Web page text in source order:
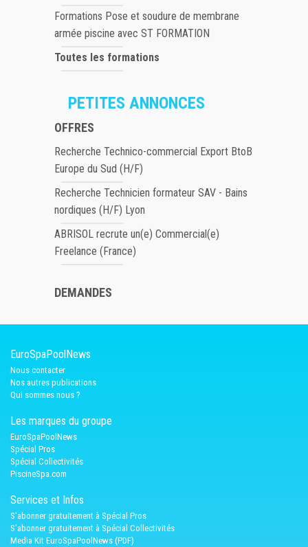
Formations Pose et soudure de membrane
armée piscine avec ST FORMATION
Toutes les formations
PETITES ANNONCES
OFFRES
Recherche Technico-commercial Export BtoB
Europe du Sud (H/F)
Recherche Technicien formateur SAV - Bains
nordiques (H/F) Lyon
ABRISOL recrute un(e) Commercial(e)
Freelance (France)
DEMANDES
EuroSpaPoolNews
Nous contacter
Nos autres publications
Qui sommes nous ?
Les marques du groupe
EuroSpaPoolNews
Spécial Pros
Spécial Collectivités
PiscineSpa.com
Services et Infos
S'abonner gratuitement à Spécial Pros
S'abonner gratuitement à Spécial Collectivités
Media Kit EuroSpaPoolNews (PDF)